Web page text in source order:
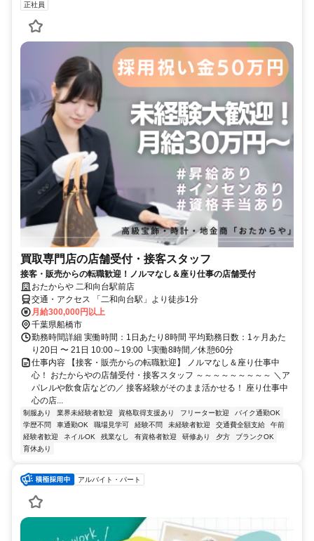
正社員
買取専門店の店舗受付・接客スタッフ
接客・販売からの転職歓迎！ノルマなし＆座り仕事の店舗受付
おたからや 二和向台駅前店
交通・アクセス 「二和向台駅」より徒歩1分
月給300,000円以上
千葉県船橋市
勤務時間詳細 実働時間：1日あたり8時間 平均勤務日数：1ヶ月あた
り20日 〜 21日 10:00～19:00 └実働8時間／休憩60分
仕事内容 【接客・販売からの転職歓迎】 ノルマなし＆座り仕事中
心！ おたからやの店舗受付・接客スタッフ ～～～～～～～～～ ＼ア
パレルや飲食店などの／ 接客経験がそのまま活かせる！ 座り仕事中
心の店...
制服あり 業界未経験者歓迎 資格取得支援あり フリーター歓迎
バイク通勤OK
学歴不問
車通勤OK 職場見学可 経験不問 未経験者歓迎 交通費全額支給
午前
経験者歓迎
ネイルOK 残業なし 有資格者歓迎 研修あり 夕方
ブランクOK
育休あり
アルバイト・パート